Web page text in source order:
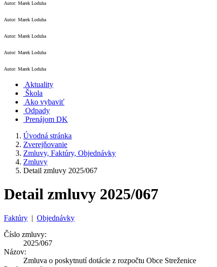
Autor: Marek Loduha
Autor: Marek Loduha
Autor: Marek Loduha
Autor: Marek Loduha
Autor: Marek Loduha
Aktuality
Škola
Ako vybaviť
Odpady
Prenájom DK
Úvodná stránka
Zverejňovanie
Zmluvy, Faktúry, Objednávky
Zmluvy
Detail zmluvy 2025/067
Detail zmluvy 2025/067
Faktúry | Objednávky
Číslo zmluvy:
2025/067
Názov:
Zmluva o poskytnutí dotácie z rozpočtu Obce Streženice